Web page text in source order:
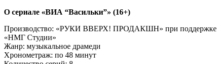
О сериале «ВИА “Васильки”» (16+)
Производство: «РУКИ ВВЕРХ! ПРОДАКШН» при поддержке
«НМГ Студии»
Жанр: музыкальное драмеди
Хронометраж: по 48 минут